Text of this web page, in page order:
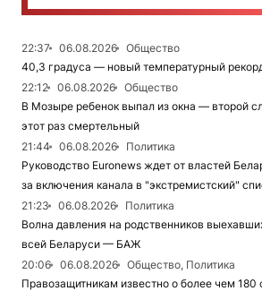
22:37 06.08.2026
Общество
40,3 градуса — новый температурный
22:12
06.08.2026
Общество
В Мозыре ребенок выпал из окна — второй
этот раз смертельный
21:44
06.08.2026
Политика
Руководство Euronews ждет от властей
за включения канала в "экстремистский"
21:23
06.08.2026
Политика
Волна давления на родственников
всей Беларуси — БАЖ
20:06
06.08.2026
Общество, Политика
Правозащитникам известно о более чем 180